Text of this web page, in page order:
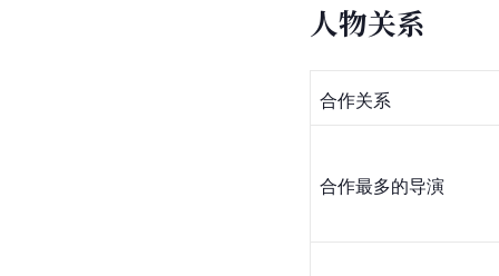
人物关系
合作关系
合作最多的导演